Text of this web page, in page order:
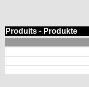
Produits - Produkte